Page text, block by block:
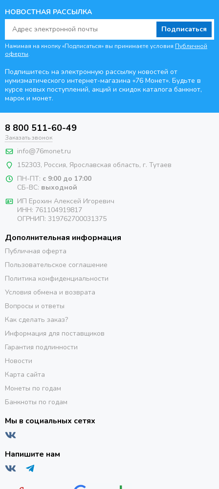
НОВОСТНАЯ РАССЫЛКА
Подписаться
Нажимая на кнопку «Подписаться» вы принимаете условия Публичной
оферты.
Подпишитесь на электронную рассылку новостей от
нумизматического интернет-магазина «76 Монет». Будьте в
курсе новых поступлений, акций и скидок каталога банкнот,
марок и монет.
8 800 511-60-49
Заказать звонок
info@76monet.ru
152303, Россия, Ярославская область, г. Тутаев
ПН-ПТ: с 9:00 до 17:00
СБ-ВС: выходной
ИП Ерохин Алексей Игоревич
ИНН: 761104919817
ОГРНИП: 319762700031375
Дополнительная информация
Публичная оферта
Пользовательское соглашение
Политика конфиденциальности
Условия обмена и возврата
Вопросы и ответы
Как сделать заказ?
Информация для поставщиков
Гарантия подлинности
Новости
Карта сайта
Монеты по годам
Банкноты по годам
Мы в социальных сетях
Напишите нам